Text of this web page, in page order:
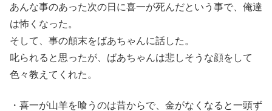
あんな事のあった次の日に喜一が死んだという事で、俺達
は怖くなった。
そして、事の顛末をばあちゃんに話した。
叱られると思ったが、ばあちゃんは悲しそうな顔をして
色々教えてくれた。
・喜一が山羊を喰うのは昔からで、金がなくなると一頭ず